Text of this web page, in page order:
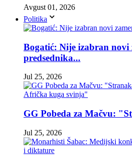
Avgust 01, 2026
Politika
Bogatić: Nije izabran novi
predsednika...
Jul 25, 2026
GG Pobeda za Mačvu:
Jul 25, 2026